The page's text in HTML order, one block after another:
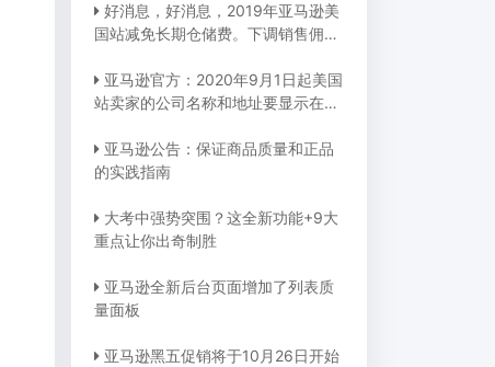
好消息，好消息，2019年亚马逊美
国站减免长期仓储费。下调销售佣
亚马逊官方：2020年9月1日起美国
站卖家的公司名称和地址要显示在卖
亚马逊公告：保证商品质量和正品
的实践指南
大考中强势突围？这全新功能+9大
重点让你出奇制胜
亚马逊全新后台页面增加了列表质
量面板
亚马逊黑五促销将于10月26日开始